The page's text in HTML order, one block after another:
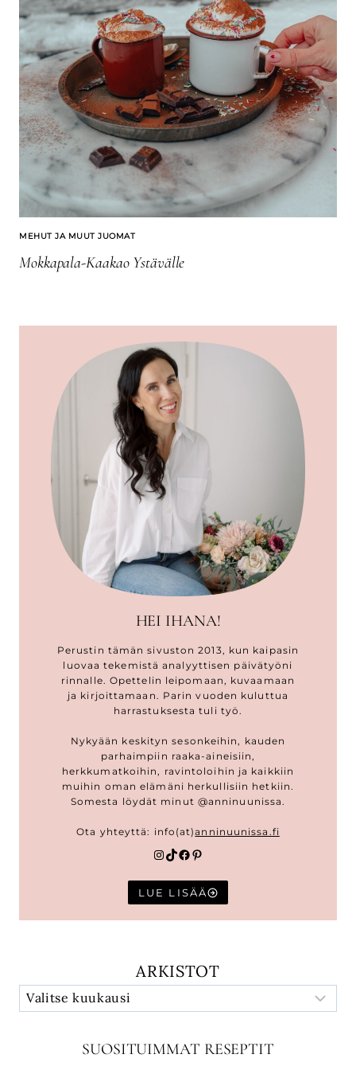
MEHUT JA MUUT JUOMAT
Mokkapala-Kaakao Ystävälle
HEI IHANA!
Perustin tämän sivuston 2013, kun kaipasin
luovaa tekemistä analyyttisen päivätyöni
rinnalle. Opettelin leipomaan, kuvaamaan
ja kirjoittamaan. Parin vuoden kuluttua
harrastuksesta tuli työ.
Nykyään keskityn sesonkeihin, kauden
parhaimpiin raaka-aineisiin,
herkkumatkoihin, ravintoloihin ja kaikkiin
muihin oman elämäni herkullisiin hetkiin.
Somesta löydät minut @anninuunissa.
Ota yhteyttä: info(at)anninuunissa.fi
Instagram
TikTok
Facebook
Pinterest
LUE LISÄÄ
ARKISTOT
SUOSITUIMMAT RESEPTIT